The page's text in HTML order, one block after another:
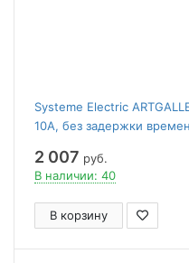
Systeme Electric
10А, без задержки
2 007 руб.
В наличии: 40
В корзину